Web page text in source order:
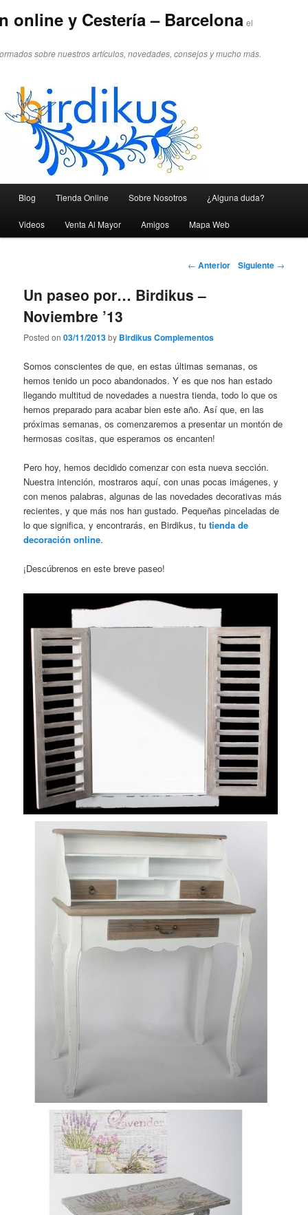
online y Cestería – Barcelona el
sobre nuestros artículos, novedades, consejos y mucho más.
Ir al contenido principal
Ir al contenido secundario
Blog Tienda Online Sobre Nosotros ¿Alguna duda?
Videos Venta Al Mayor Amigos Mapa Web
Navegador de artículos
← Anterior Siguiente →
Un paseo por… Birdikus –
Noviembre ’13
Posted on03/11/2013by Birdikus Complementos
Somos conscientes de que, en estas últimas semanas, os
hemos tenido un poco abandonados. Y es que nos han estado
llegando multitud de novedades a nuestra tienda, todo lo que os
hemos preparado para acabar bien este año. Así que, en las
próximas semanas, os comenzaremos a presentar un montón de
hermosas cositas, que esperamos os encanten!
Pero hoy, hemos decidido comenzar con esta nueva sección.
Nuestra intención, mostraros aquí, con unas pocas imágenes, y
con menos palabras, algunas de las novedades decorativas más
recientes, y que más nos han gustado. Pequeñas pinceladas de
lo que significa, y encontrarás, en Birdikus, tutienda de
decoración online.
¡Descúbrenos en este breve paseo!